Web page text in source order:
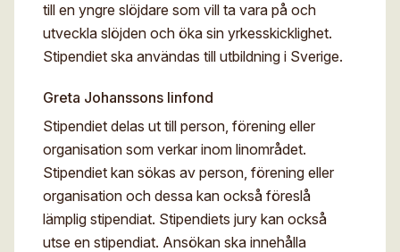
till en yngre slöjdare som vill ta vara på och
utveckla slöjden och öka sin yrkesskicklighet.
Stipendiet ska användas till utbildning i Sverige.
Greta Johanssons linfond
Stipendiet delas ut till person, förening eller
organisation som verkar inom linområdet.
Stipendiet kan sökas av person, förening eller
organisation och dessa kan också föreslå
lämplig stipendiat. Stipendiets jury kan också
utse en stipendiat. Ansökan ska innehålla